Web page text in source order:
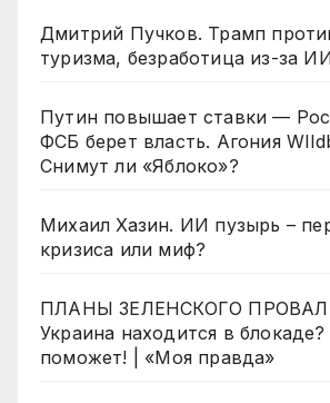
Дмитрий Пучков. Трамп
туризма, безработица из-за
Путин повышает ставки —
ФСБ берет власть. Агония
Снимут ли «Яблоко»?
Михаил Хазин. ИИ пузырь –
кризиса или миф?
ПЛАНЫ ЗЕЛЕНСКОГО
Украина находится в
поможет! | «Моя правда»